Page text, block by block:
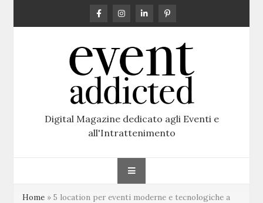
Digital Magazine dedicato agli Eventi e
all'Intrattenimento
Home »5 location per eventi moderne e tecnologiche a